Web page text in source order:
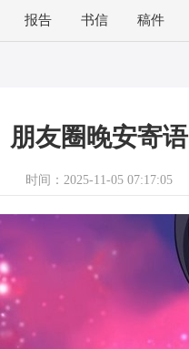
报告 书信 稿件
朋友圈晚安寄语
时间：2025-11-05 07:17:05